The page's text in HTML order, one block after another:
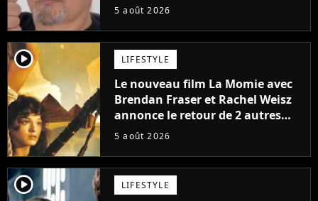
5 août 2026
player2 LIFESTYLE
Le nouveau film La Momie avec
Brendan Fraser et Rachel Weisz
annonce le retour de 2 autres
personnages emblématiques de
5 août 2026
player2 LIFESTYLE